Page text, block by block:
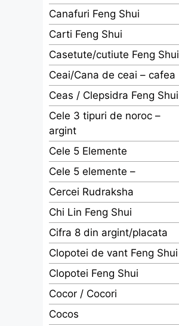
Canafuri Feng Shui
Carti Feng Shui
Casetute/cutiute Feng Shui
Ceai/Cana de ceai – cafea
Ceas / Clepsidra Feng Shui
Cele 3 tipuri de noroc –
argint
Cele 5 Elemente
Cele 5 elemente –
Cercei Rudraksha
Chi Lin Feng Shui
Cifra 8 din argint/placata
Clopotei de vant Feng Shui
Clopotei Feng Shui
Cocor / Cocori
Cocos